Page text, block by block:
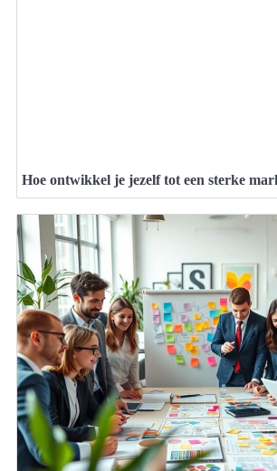
Hoe ontwikkel je jezelf tot een sterke